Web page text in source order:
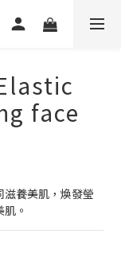
face
養美肌，煥發瑩
。